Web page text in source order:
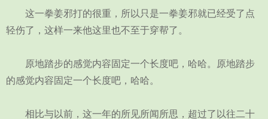
这一拳姜邪打的很重，所以只是一拳姜邪就已经受了点
轻伤了，这样一来他这里也不至于穿帮了。
原地踏步的感觉内容固定一个长度吧，哈哈。原地踏步
的感觉内容固定一个长度吧，哈哈。
相比与以前，这一年的所见所闻所思，超过了以往二十